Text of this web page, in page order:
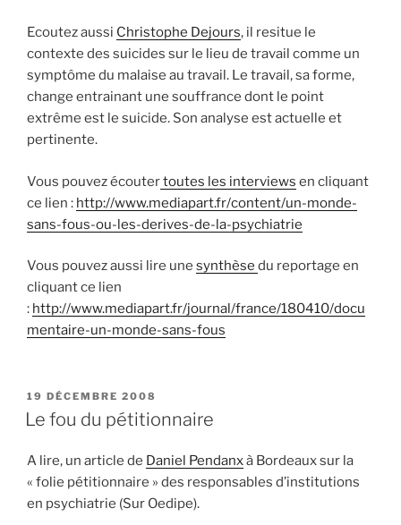
Ecoutez aussi Christophe Dejours, il resitue le
contexte des suicides sur le lieu de travail comme un
symptôme du malaise au travail. Le travail, sa forme,
change entrainant une souffrance dont le point
extrême est le suicide. Son analyse est actuelle et
pertinente.
Vous pouvez écoutertoutes les interviews en cliquant
ce lien : http://www.mediapart.fr/content/un-monde-
sans-fous-ou-les-derives-de-la-psychiatrie
Vous pouvez aussi lire une synthèse du reportage en
cliquant ce lien
: http://www.mediapart.fr/journal/france/180410/docu
mentaire-un-monde-sans-fous
PUBLIÉ
LE
19 DÉCEMBRE 2008
Le fou du pétitionnaire
A lire, un article de Daniel Pendanxà Bordeaux sur la
« folie pétitionnaire » des responsables d’institutions
en psychiatrie (Sur Oedipe).